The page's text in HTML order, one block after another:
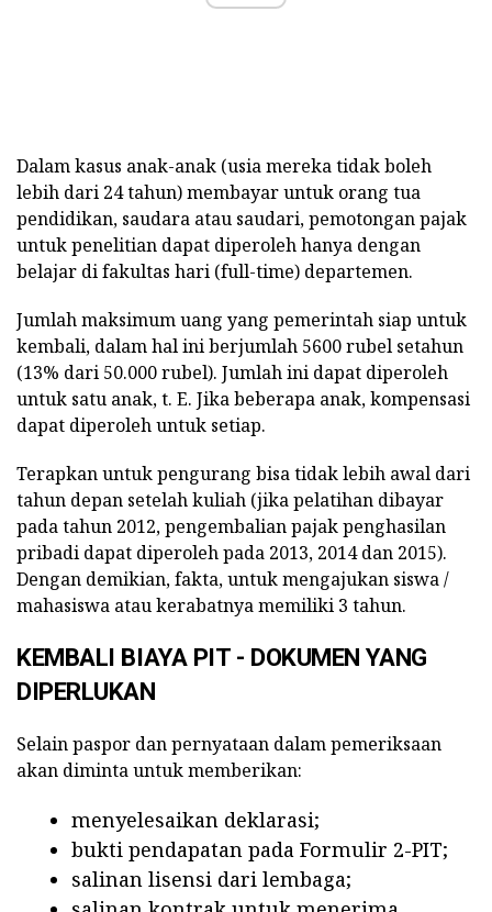
Dalam kasus anak-anak (usia mereka tidak boleh
lebih dari 24 tahun) membayar untuk orang tua
pendidikan, saudara atau saudari, pemotongan pajak
untuk penelitian dapat diperoleh hanya dengan
belajar di fakultas hari (full-time) departemen.
Jumlah maksimum uang yang pemerintah siap untuk
kembali, dalam hal ini berjumlah 5600 rubel setahun
(13% dari 50.000 rubel). Jumlah ini dapat diperoleh
untuk satu anak, t. E. Jika beberapa anak, kompensasi
dapat diperoleh untuk setiap.
Terapkan untuk pengurang bisa tidak lebih awal dari
tahun depan setelah kuliah (jika pelatihan dibayar
pada tahun 2012, pengembalian pajak penghasilan
pribadi dapat diperoleh pada 2013, 2014 dan 2015).
Dengan demikian, fakta, untuk mengajukan siswa /
mahasiswa atau kerabatnya memiliki 3 tahun.
KEMBALI BIAYA PIT - DOKUMEN YANG
DIPERLUKAN
Selain paspor dan pernyataan dalam pemeriksaan
akan diminta untuk memberikan:
menyelesaikan deklarasi;
bukti pendapatan pada Formulir 2-PIT;
salinan lisensi dari lembaga;